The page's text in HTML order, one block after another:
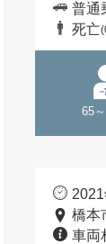
普通
死亡
65
橋本
車両